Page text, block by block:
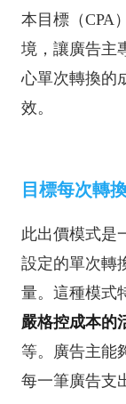
本目標（CPA
境，讓廣告主
心單次轉換的
效。
目標每次轉
此出價模式是
設定的單次轉
量。這種模式
嚴格控成本的
等。廣告主能
每一筆廣告支